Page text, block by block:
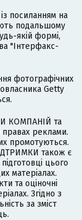
посиланням на
подальшому
якій формі,
"Інтерфакс-
фотографічних
Getty
КОМПАНІЙ та
реклами.
промотуються.
також є
цього
матеріалах.
та оціночні
Згідно з
за зміст